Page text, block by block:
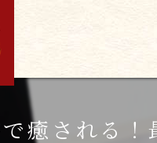
癒される！